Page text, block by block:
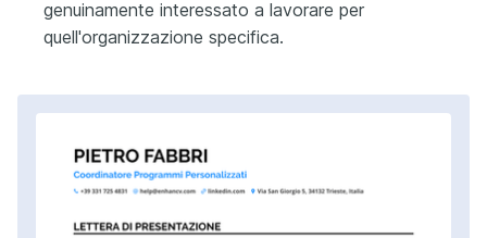
genuinamente interessato a lavorare per
quell'organizzazione specifica.